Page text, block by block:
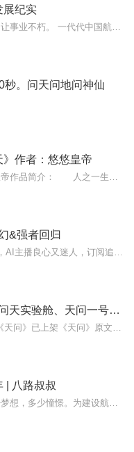
展纪实
秒。问天问地问神仙
作者：悠悠皇帝
&强者回归
《天问》原文译|屈原|问天实验舱、天问一号名源
| 八路叔叔